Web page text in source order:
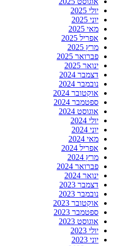
יולי 2025
יוני 2025
מאי 2025
אפריל 2025
מרץ 2025
פברואר 2025
ינואר 2025
דצמבר 2024
נובמבר 2024
אוקטובר 2024
ספטמבר 2024
אוגוסט 2024
יולי 2024
יוני 2024
מאי 2024
אפריל 2024
מרץ 2024
פברואר 2024
ינואר 2024
דצמבר 2023
נובמבר 2023
אוקטובר 2023
ספטמבר 2023
אוגוסט 2023
יולי 2023
יוני 2023